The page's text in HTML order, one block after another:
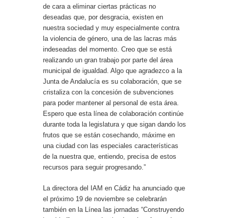
de cara a eliminar ciertas prácticas no
deseadas que, por desgracia, existen en
nuestra sociedad y muy especialmente contra
la violencia de género, una de las lacras más
indeseadas del momento. Creo que se está
realizando un gran trabajo por parte del área
municipal de igualdad. Algo que agradezco a la
Junta de Andalucía es su colaboración, que se
cristaliza con la concesión de subvenciones
para poder mantener al personal de esta área.
Espero que esta línea de colaboración continúe
durante toda la legislatura y que sigan dando los
frutos que se están cosechando, máxime en
una ciudad con las especiales características
de la nuestra que, entiendo, precisa de estos
recursos para seguir progresando.”
La directora del IAM en Cádiz ha anunciado que
el próximo 19 de noviembre se celebrarán
también en la Línea las jornadas “Construyendo